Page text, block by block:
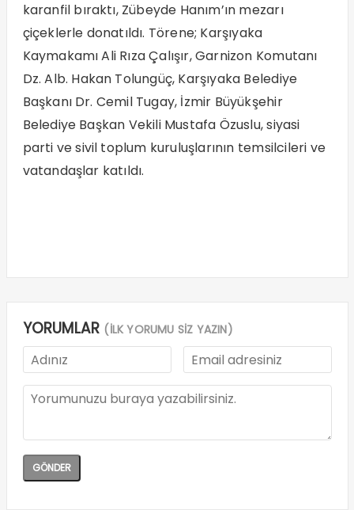
karanfil bıraktı, Zübeyde Hanım’ın mezarı
çiçeklerle donatıldı. Törene; Karşıyaka
Kaymakamı Ali Rıza Çalışır, Garnizon Komutanı
Dz. Alb. Hakan Tolungüç, Karşıyaka Belediye
Başkanı Dr. Cemil Tugay, İzmir Büyükşehir
Belediye Başkan Vekili Mustafa Özuslu, siyasi
parti ve sivil toplum kuruluşlarının temsilcileri ve
vatandaşlar katıldı.
YORUMLAR (İLK YORUMU SİZ YAZIN)